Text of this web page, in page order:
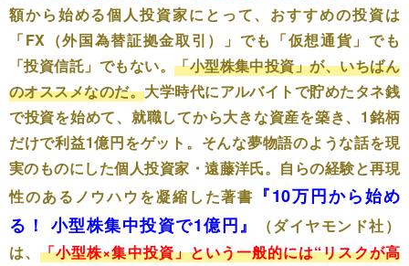
額から始める個人投資家にとって、おすすめの投資は
「FX（外国為替証拠金取引）」でも「仮想通貨」でも
「投資信託」でもない。「小型株集中投資」が、いちばん
のオススメなのだ。大学時代にアルバイトで貯めたタネ銭
で投資を始めて、就職してから大きな資産を築き、1銘柄
だけで利益1億円をゲット。そんな夢物語のような話を現
実のものにした個人投資家・遠藤洋氏。自らの経験と再現
性のあるノウハウを凝縮した著書 『10万円から始め
る！ 小型株集中投資で1億円』
（ダイヤモンド社）
は、「小型株×集中投資」という一般的には“リスクが高